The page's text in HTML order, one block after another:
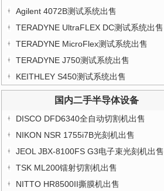
Agilent 4072B测试系统出售
TERADYNE UltraFLEX DC测试系统出售
TERADYNE MicroFlex测试系统出售
TERADYNE J750测试系统出售
KEITHLEY S450测试系统出售
国内二手半导体设备
DISCO DFD6340全自动切割机出售
NIKON NSR 1755i7B光刻机出售
JEOL JBX-8100FS G3电子束光刻机出售
TSK ML200镭射切割机出售
NITTO HR8500II撕膜机出售